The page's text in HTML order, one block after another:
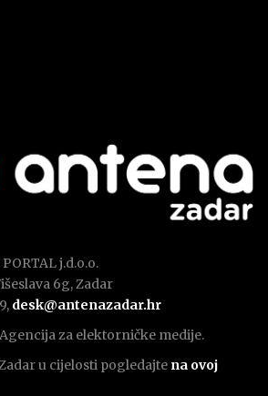
j.d.o.o.
6g, Zadar
desk@antenazadar.hr
za elektorničke medije.
u cijelosti pogledajte na ovoj